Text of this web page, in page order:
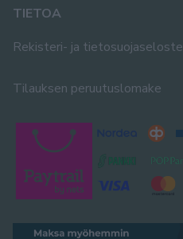
TIETOA
Rekisteri- ja tietosuojaseloste
Tilauksen peruutuslomake